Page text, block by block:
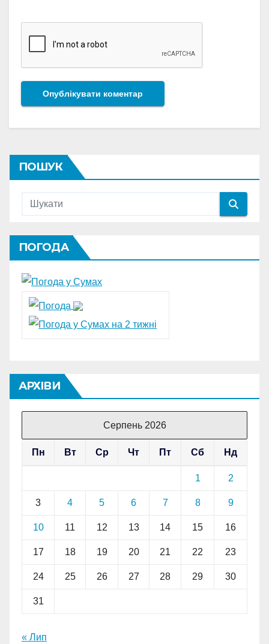
ПОШУК
ПОГОДА
АРХІВИ
Серпень 2026
Пн Вт Ср Чт Пт Сб Нд
1 2
3 4 5 6 7 8 9
10 11 12 13 14 15 16
17 18 19 20 21 22 23
24 25 26 27 28 29 30
31
« Лип